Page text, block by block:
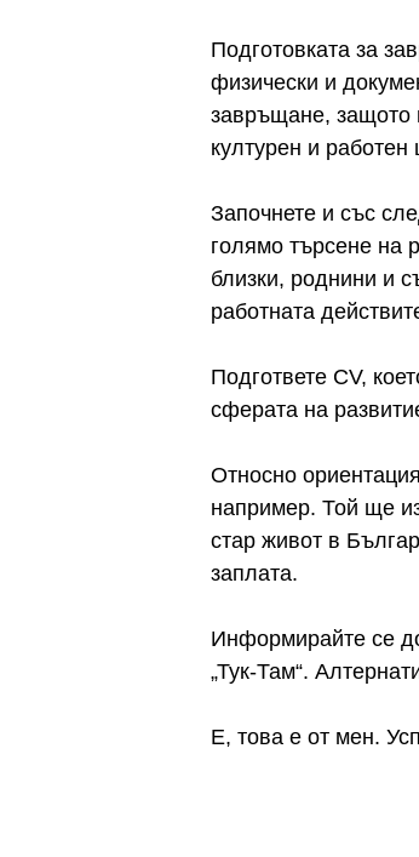
Подготовката за
физически и
завръщане, защото
културен и работен
Започнете и със
голямо търсене на
близки, роднини и
работната
Подгответе СV,
сферата на
Относно
например. Той ще
стар живот в
заплата.
Информирайте се
„Тук-Там“.
Е, това е от мен.